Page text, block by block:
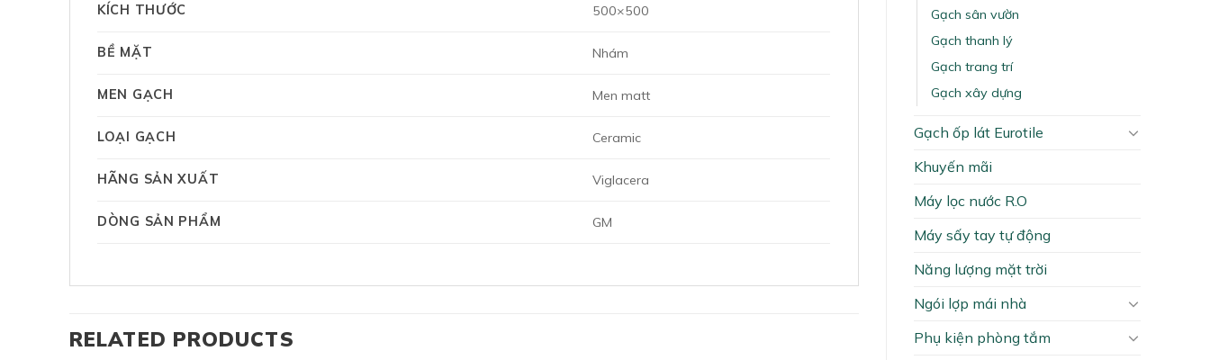
Gạch sân vườn
Gạch thanh lý
Gạch trang trí
Gạch xây dựng
Gạch ốp lát Eurotile
Khuyến mãi
Máy lọc nước R.O
Máy sấy tay tự động
Năng lượng mặt trời
Ngói lợp mái nhà
Phụ kiện phòng tắm
KÍCH THƯỚC 500×500
BỀ MẶT Nhám
MEN GẠCH Men matt
LOẠI GẠCH Ceramic
HÃNG SẢN XUẤT Viglacera
DÒNG SẢN PHẨM GM
RELATED PRODUCTS